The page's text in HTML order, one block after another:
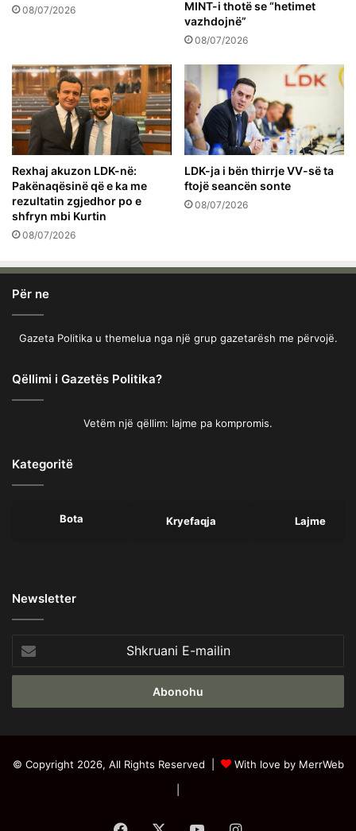
08/07/2026
MINT-i thotë se “hetimet
vazhdojnë”
08/07/2026
Rexhaj akuzon LDK-në:
Pakënaqësinë që e ka me
rezultatin zgjedhor po e
shfryn mbi Kurtin
08/07/2026
LDK-ja i bën thirrje VV-së ta
ftojë seancën sonte
08/07/2026
Për ne
Gazeta Politika u themelua nga një grup gazetarësh me përvojë.
Qëllimi i Gazetës Politika?
Vetëm një qëllim: lajme pa kompromis.
Kategoritë
Bota Kryefaqja Lajme
Newsletter
E-
mailin
© Copyright 2026, All Rights Reserved |
With love by MerrWeb